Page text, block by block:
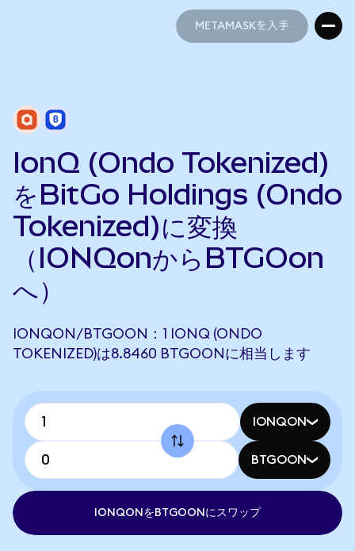
METAMASKを入手
IonQ (Ondo Tokenized)
をBitGo Holdings (Ondo
Tokenized)に変換
（IONQonからBTGOon
へ）
IONQON/BTGOON：1 IONQ (ONDO
TOKENIZED)は8.8460 BTGOONに相当します
IONQON
BTGOON
IONQONをBTGOONにスワップ